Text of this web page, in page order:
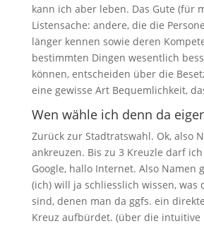
kann ich aber leben. Das Gute (für
Listensache: andere, die die
länger kennen sowie deren
bestimmten Dingen wesentlich
können, entscheiden über die
eine gewisse Art Bequemlichkeit,
Wen wähle ich denn da
Zurück zur Stadtratswahl. Ok, also
ankreuzen. Bis zu 3 Kreuzle darf
Google, hallo Internet. Also Namen
(ich) will ja schliesslich wissen, was
sind, denen man da ggfs. ein
Kreuz aufbürdet. (über die intuitive